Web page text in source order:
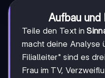
Aufbau und
Teile den Text in
macht deine Analyse
Filialleiter" sind es
Frau im TV,